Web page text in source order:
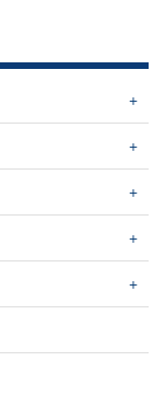
+
+
+
+
+